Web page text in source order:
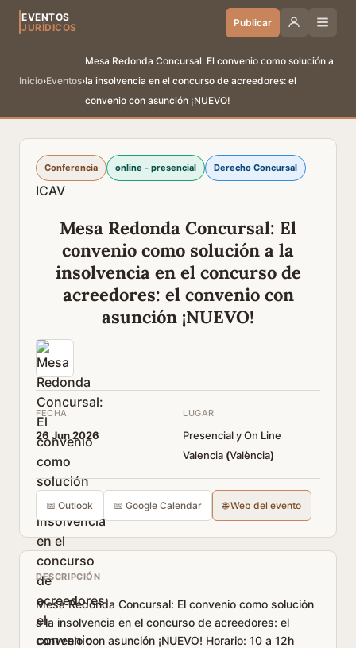
EVENTOS
JURÍDICOS
Publicar
Inicio›Eventos›
Mesa Redonda Concursal: El convenio como solución a
la insolvencia en el concurso de acreedores: el
convenio con asunción ¡NUEVO!
Conferencia online - presencial Derecho Concursal
ICAV
Mesa Redonda Concursal: El
convenio como solución a la
insolvencia en el concurso de
acreedores: el convenio con
asunción ¡NUEVO!
FECHA
26 Jun 2026
LUGAR
Presencial y On Line
Valencia (València)
📅 Outlook 📅 Google Calendar 🌐 Web del evento
DESCRIPCIÓN
Mesa Redonda Concursal: El convenio como solución
a la insolvencia en el concurso de acreedores: el
convenio con asunción ¡NUEVO! Horario: 10 a 12h